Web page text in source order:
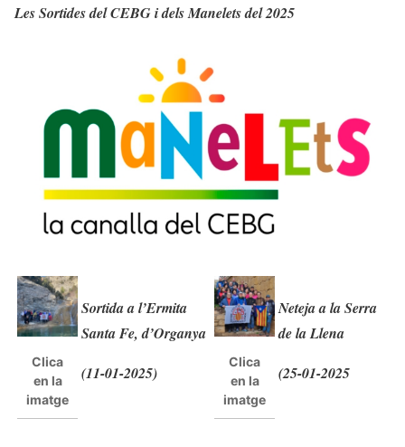
Les Sortides del CEBG i dels Manelets del 2025
Clica
en la
imatge
Sortida a l’Ermita
Santa Fe, d’Organya
(11-01-2025)
Clica
en la
imatge
Neteja a la Serra
de la Llena
(25-01-2025